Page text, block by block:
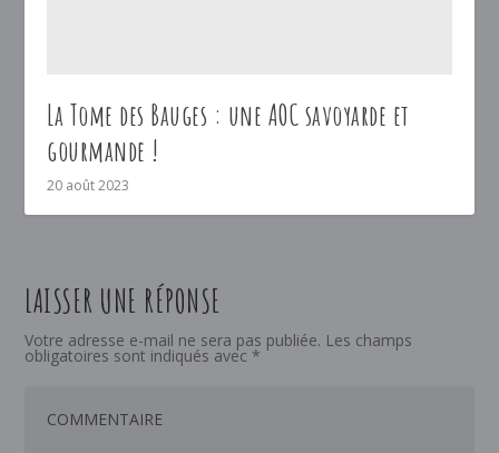
La Tome des Bauges : une AOC savoyarde et
gourmande !
20 août 2023
LAISSER UNE RÉPONSE
Votre adresse e-mail ne sera pas publiée. Les champs
obligatoires sont indiqués avec *